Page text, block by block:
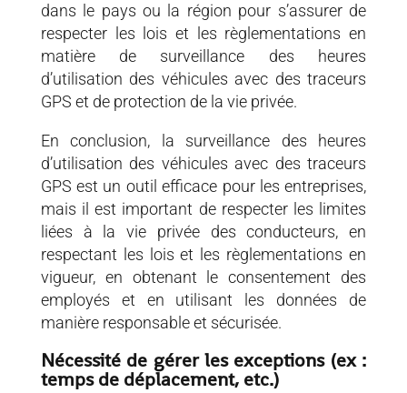
dans le pays ou la région pour s’assurer de
respecter les lois et les règlementations en
matière de surveillance des heures
d’utilisation des véhicules avec des traceurs
GPS et de protection de la vie privée.
En conclusion, la surveillance des heures
d’utilisation des véhicules avec des traceurs
GPS est un outil efficace pour les entreprises,
mais il est important de respecter les limites
liées à la vie privée des conducteurs, en
respectant les lois et les règlementations en
vigueur, en obtenant le consentement des
employés et en utilisant les données de
manière responsable et sécurisée.
Nécessité de gérer les exceptions (ex :
temps de déplacement, etc.)